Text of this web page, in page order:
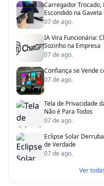
Carregador Trocado,
Escondido na Gaveta
07 de ago.
IA Vira Funcionária:
Sozinho na Empresa
07 de ago.
Confiança se Vende
07 de ago.
Tela de Privacidade
Não é Para Todos
07 de ago.
Eclipse Solar
de Verdade
07 de ago.
Ver